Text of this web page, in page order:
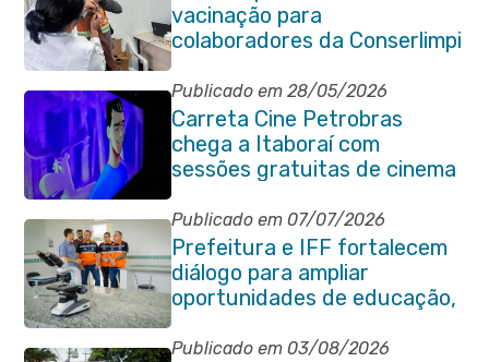
vacinação para
colaboradores da Conserlimpi
Publicado em 28/05/2026
Carreta Cine Petrobras
chega a Itaboraí com
sessões gratuitas de cinema
Publicado em 07/07/2026
Prefeitura e IFF fortalecem
diálogo para ampliar
oportunidades de educação,
ciência e inovação em
Itaboraí
Publicado em 03/08/2026